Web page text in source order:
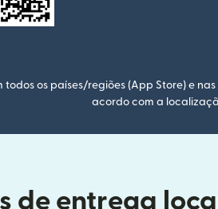
os países/regiões (App Store) e
acordo com a
de entrega